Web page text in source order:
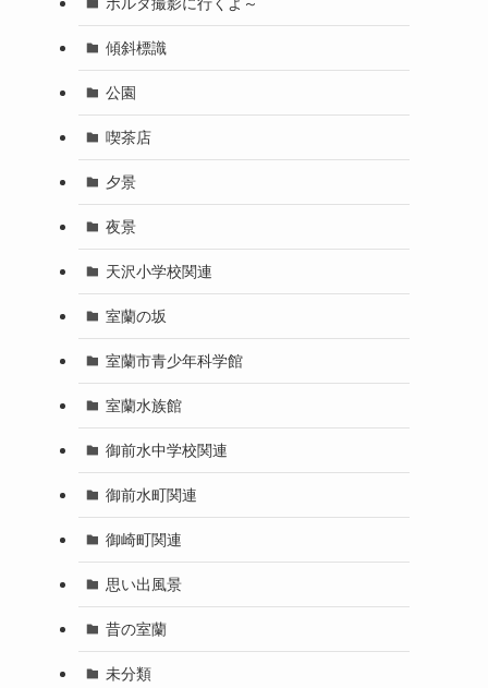
傾斜標識
公園
喫茶店
夕景
夜景
天沢小学校関連
室蘭の坂
室蘭市青少年科学館
室蘭水族館
御前水中学校関連
御前水町関連
御崎町関連
思い出風景
昔の室蘭
未分類